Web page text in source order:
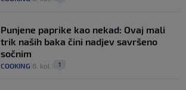
Punjene paprike kao nekad: Ovaj mali
trik naših baka čini nadjev savršeno
sočnim
COOKING 8. kol. 1